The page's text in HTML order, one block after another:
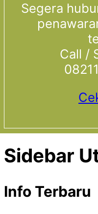
Segera
Call /
Sidebar
Info Terbaru